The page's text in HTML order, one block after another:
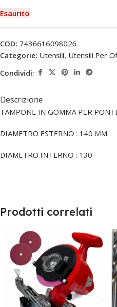
Esaurito
COD: 7436616098026
Categorie: Utensili, Utensili Per
Condividi:
Descrizione
TAMPONE IN GOMMA PER
DIAMETRO ESTERNO : 140 MM
DIAMETRO INTERNO : 130
Prodotti correlati